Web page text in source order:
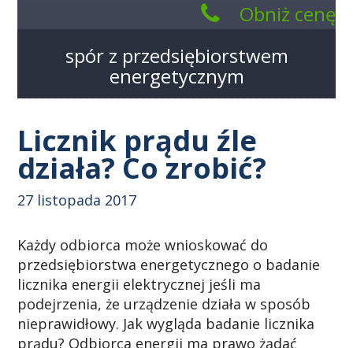
Obniż cenę
spór z przedsiębiorstwem
energetycznym
Licznik prądu źle
działa? Co zrobić?
27 listopada 2017
Każdy odbiorca może wnioskować do
przedsiębiorstwa energetycznego o badanie
licznika energii elektrycznej jeśli ma
podejrzenia, że urządzenie działa w sposób
nieprawidłowy. Jak wygląda badanie licznika
prądu? Odbiorca energii ma prawo żądać